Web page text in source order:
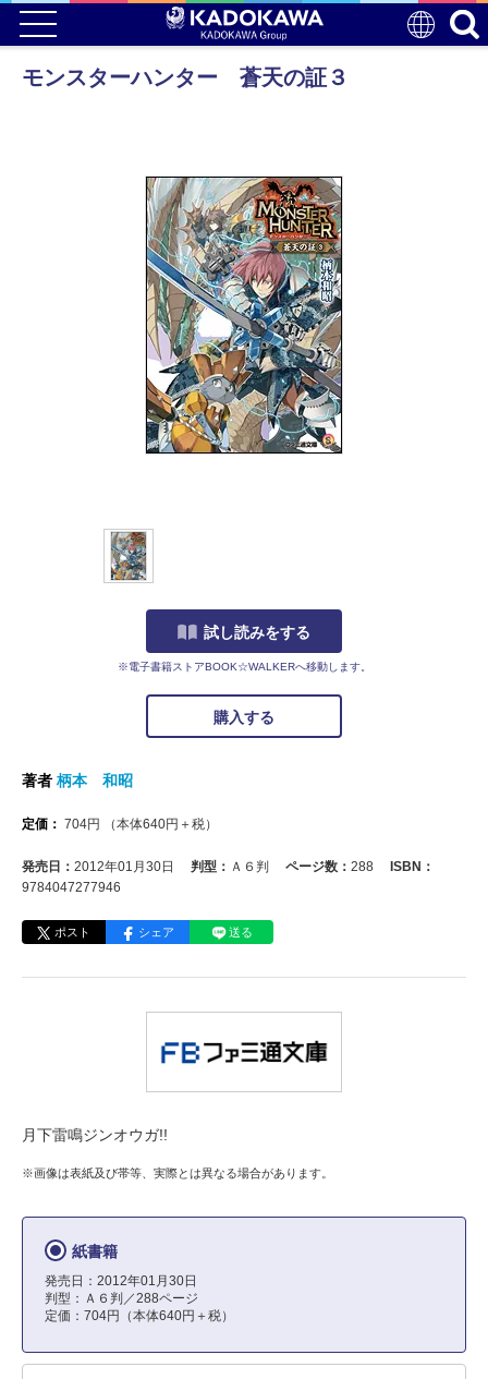
モンスターハンター 蒼天の証３
試し読みをする
※電子書籍ストアBOOK☆WALKERへ移動します。
購入する
著者 柄本 和昭
定価： 704円 （本体640円＋税）
発売日： 2012年01月30日 判型： Ａ６判 ページ数： 288
ISBN：
9784047277946
ポスト シェア 送る
月下雷鳴ジンオウガ!!
※画像は表紙及び帯等、実際とは異なる場合があります。
紙書籍
発売日：2012年01月30日
判型：Ａ６判／288ページ
定価：704円（本体640円＋税）